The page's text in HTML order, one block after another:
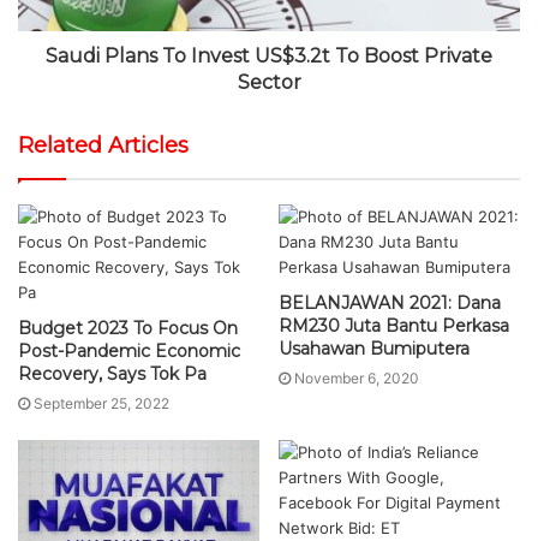
Saudi Plans To Invest US$3.2t To Boost Private
Sector
Related Articles
Budget 2023 To Focus On
Post-Pandemic Economic
Recovery, Says Tok Pa
September 25, 2022
BELANJAWAN 2021: Dana
RM230 Juta Bantu Perkasa
Usahawan Bumiputera
November 6, 2020